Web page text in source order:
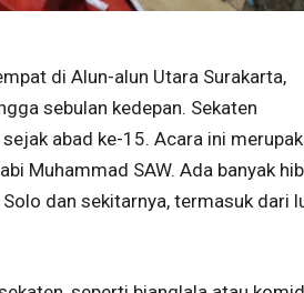
di Alun-alun Utara Surakarta,
sebulan kedepan. Sekaten
abad ke-15. Acara ini
Muhammad SAW. Ada banyak
dan sekitarnya, termasuk dari